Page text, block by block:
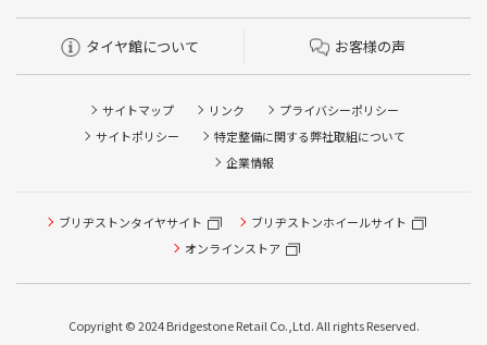
タイヤ館について お客様の声
サイトマップ リンク
プライバシーポリシー
サイトポリシー
特定整備に関する弊社取組について
企業情報
ブリヂストンタイヤサイト
ブリヂストンホイールサイト
オンラインストア
Copyright © 2024 Bridgestone Retail Co.,Ltd. All rights Reserved.
タイヤ点検・安全点検/タイヤ履き替え/オイル交換/その他
ピット作業の予約
本日のタイヤ履き替え順番待ち予約 ※クローク契約会員の